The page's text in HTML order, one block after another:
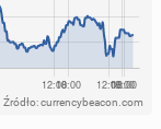
Źródło: currencybeacon.com